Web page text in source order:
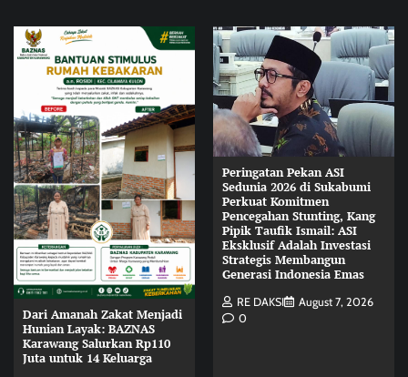
Dari Amanah Zakat Menjadi
Hunian Layak: BAZNAS
Karawang Salurkan Rp110
Juta untuk 14 Keluarga
Peringatan Pekan ASI
Sedunia 2026 di Sukabumi
Perkuat Komitmen
Pencegahan Stunting, Kang
Pipik Taufik Ismail: ASI
Eksklusif Adalah Investasi
Strategis Membangun
Generasi Indonesia Emas
RE DAKSI
August 7, 2026
0